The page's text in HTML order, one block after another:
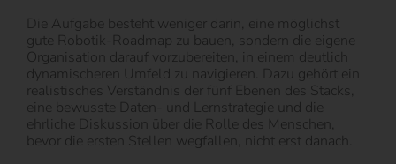
Die Aufgabe besteht weniger darin, eine möglichst
gute Robotik-Roadmap zu bauen, sondern die eigene
Organisation darauf vorzubereiten, in einem deutlich
dynamischeren Umfeld zu navigieren. Dazu gehört ein
realistisches Verständnis der fünf Ebenen des Stacks,
eine bewusste Daten- und Lernstrategie und die
ehrliche Diskussion über die Rolle des Menschen,
bevor die ersten Stellen wegfallen, nicht erst danach.